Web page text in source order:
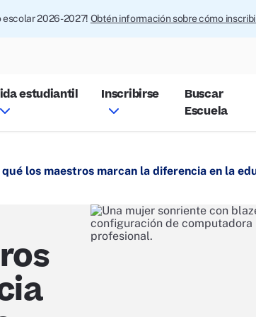
escolar 2026-2027! Obtén información sobre cómo
estudiantil Inscribirse
Buscar
Escuela
qué los maestros marcan la diferencia en la